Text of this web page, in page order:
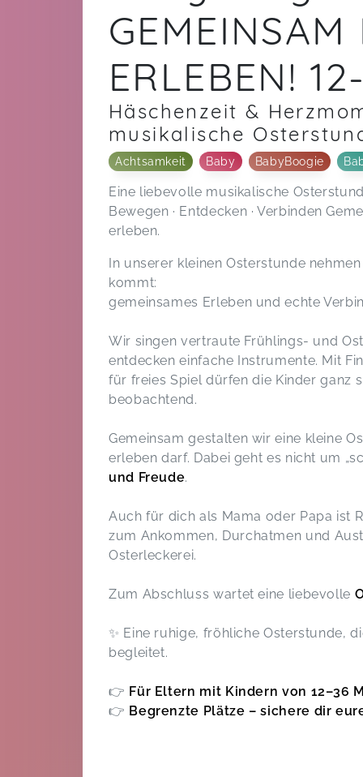
GEMEINSAM
ERLEBEN!
Häschenzeit &
musikalische
Achtsamkeit Baby BabyBoogie
Eine liebevolle musikalische
Bewegen · Entdecken · Verbinden
erleben.
In unserer kleinen Osterstunde
kommt:
gemeinsames Erleben und echte
Wir singen vertraute Frühlings- und
entdecken einfache Instrumente. Mit
für freies Spiel dürfen die Kinder ganz
beobachtend.
Gemeinsam gestalten wir eine kleine
erleben darf. Dabei geht es nicht um
und Freude.
Auch für dich als Mama oder Papa ist
zum Ankommen, Durchatmen und
Osterleckerei.
Zum Abschluss wartet eine liebevolle
✨ Eine ruhige, fröhliche Osterstunde,
begleitet.
👉 Für Eltern mit Kindern von 12–36
👉 Begrenzte Plätze – sichere dir